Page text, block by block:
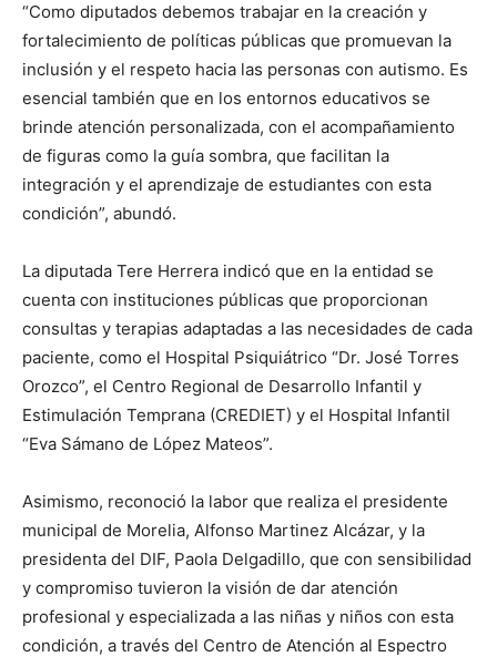
“Como diputados debemos trabajar en la creación y
fortalecimiento de políticas públicas que promuevan la
inclusión y el respeto hacia las personas con autismo. Es
esencial también que en los entornos educativos se
brinde atención personalizada, con el acompañamiento
de figuras como la guía sombra, que facilitan la
integración y el aprendizaje de estudiantes con esta
condición”, abundó.
La diputada Tere Herrera indicó que en la entidad se
cuenta con instituciones públicas que proporcionan
consultas y terapias adaptadas a las necesidades de cada
paciente, como el Hospital Psiquiátrico “Dr. José Torres
Orozco”, el Centro Regional de Desarrollo Infantil y
Estimulación Temprana (CREDIET) y el Hospital Infantil
“Eva Sámano de López Mateos”.
Asimismo, reconoció la labor que realiza el presidente
municipal de Morelia, Alfonso Martinez Alcázar, y la
presidenta del DIF, Paola Delgadillo, que con sensibilidad
y compromiso tuvieron la visión de dar atención
profesional y especializada a las niñas y niños con esta
condición, a través del Centro de Atención al Espectro